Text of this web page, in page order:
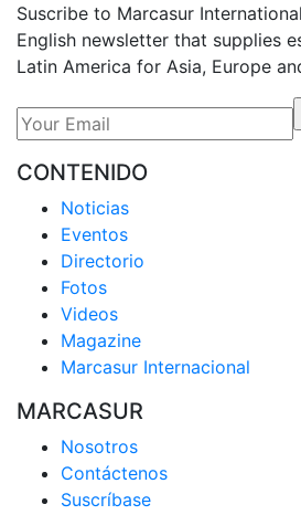
Suscribe to Marcasur
English newsletter that supplies
Latin America for Asia, Europe
CONTENIDO
Noticias
Eventos
Directorio
Fotos
Videos
Magazine
Marcasur Internacional
MARCASUR
Nosotros
Contáctenos
Suscríbase